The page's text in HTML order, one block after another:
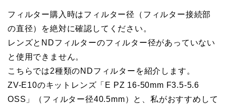
フィルター購入時はフィルター径（フィルター接続部
の直径）を絶対に確認してください。
レンズとNDフィルターのフィルター径があっていない
と使用できません。
こちらでは2種類のNDフィルターを紹介します。
ZV-E10のキットレンズ「E PZ 16-50mm F3.5-5.6
OSS」（フィルター径40.5mm）と、私がおすすめして